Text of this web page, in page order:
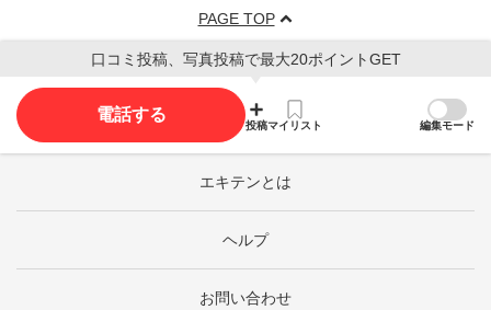
PAGE TOP
口コミ投稿、写真投稿で最大20ポイントGET
電話する
投稿マイリスト 編集モード
エキテンとは
ヘルプ
お問い合わせ